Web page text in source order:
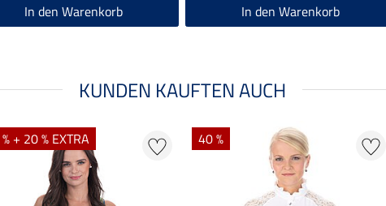
In den Warenkorb In den Warenkorb
KUNDEN KAUFTEN AUCH
+ 20 % EXTRA 40 %